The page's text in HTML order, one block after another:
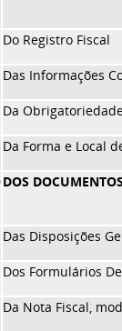
Do Registro Fiscal
Das Informações
Da
Da Forma e Local
DOS
Das Disposições
Dos Formulários
Da Nota Fiscal,